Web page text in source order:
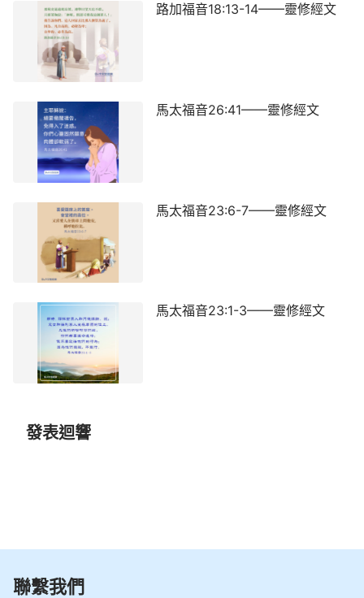
路加福音18:13-14——靈修經文
馬太福音26:41——靈修經文
馬太福音23:6-7——靈修經文
馬太福音23:1-3——靈修經文
發表迴響
聯繫我們